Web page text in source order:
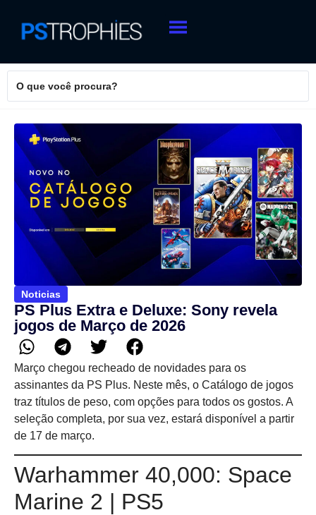
Noticias
PS Plus Extra e Deluxe: Sony revela
jogos de Março de 2026
Março chegou recheado de novidades para os
assinantes da PS Plus. Neste mês, o Catálogo de jogos
traz títulos de peso, com opções para todos os gostos. A
seleção completa, por sua vez, estará disponível a partir
de 17 de março.
Warhammer 40,000: Space
Marine 2 | PS5